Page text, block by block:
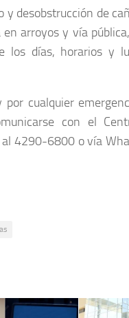
y desobstrucción de
arroyos y vía
los días, horarios y
cualquier
con el
4290-6800 o vía